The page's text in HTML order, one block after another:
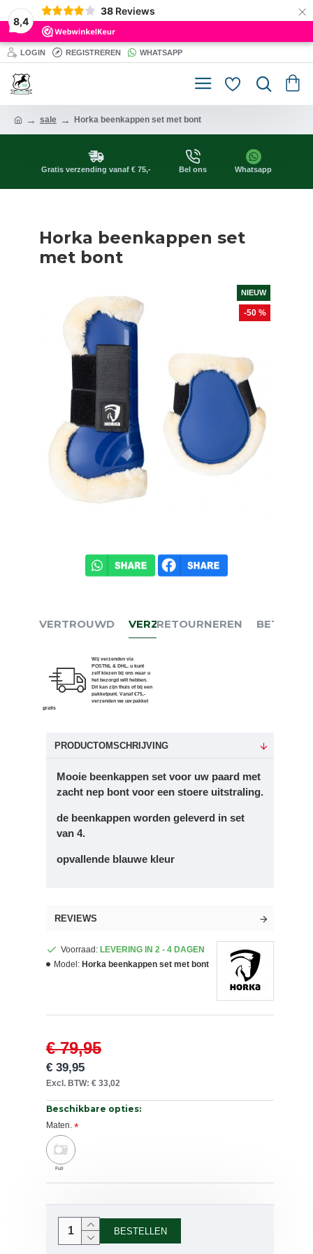
8,4
38 Reviews ×
LOGIN REGISTREREN WHATSAPP
sale Horka beenkappen set met bont
Gratis verzending vanaf € 75,- Bel ons Whatsapp
Horka beenkappen set
met bont
NIEUW
-50 %
VERTROUWD VERZENDEN
Wij verzenden via
POSTNL & DHL, u kunt
zelf kiezen bij ons waar u
het bezorgd wilt hebben.
Dit kan zijn thuis of bij een
pakketpunt. Vanaf €75,-
verzenden we uw pakket
gratis
RETOURNEREN BETALEN
PRODUCTOMSCHRIJVING
Mooie beenkappen set voor uw paard met
zacht nep bont voor een stoere uitstraling.
de beenkappen worden geleverd in set
van 4.
opvallende blauwe kleur
REVIEWS
Voorraad: LEVERING IN 2 - 4 DAGEN
Model: Horka beenkappen set met bont
€ 39,95
€ 79,95
Excl. BTW: € 33,02
Beschikbare opties:
Maten.
Full
BESTELLEN